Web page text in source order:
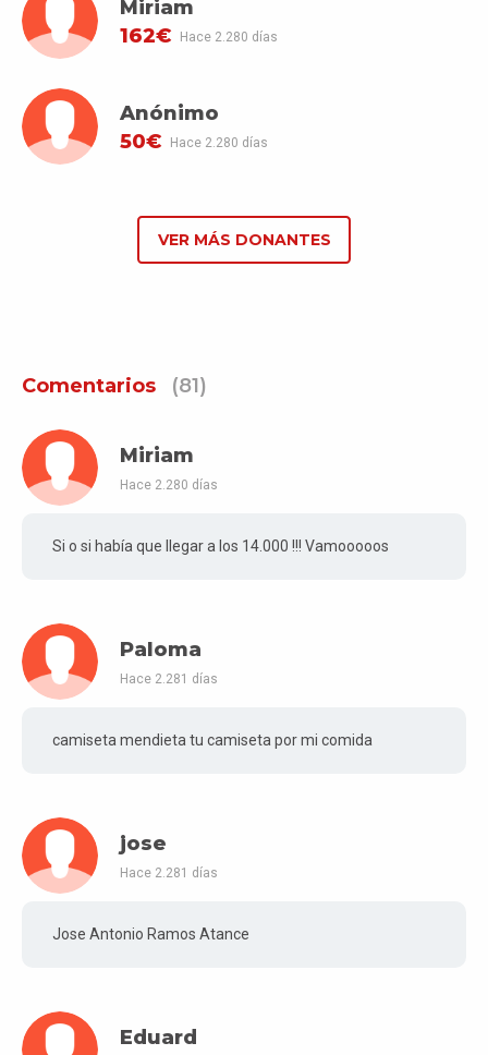
Miriam
162€
Hace 2.280 días
Anónimo
50€
Hace 2.280 días
VER MÁS DONANTES
Comentarios (81)
Miriam
Hace 2.280 días
Si o si había que llegar a los 14.000 !!! Vamooooos
Paloma
Hace 2.281 días
camiseta mendieta tu camiseta por mi comida
jose
Hace 2.281 días
Jose Antonio Ramos Atance
Eduard